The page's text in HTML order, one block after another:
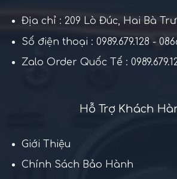
Địa chỉ : 209 Lò Đúc, Hai Bà
Số điện thoại : 0989.679.128 -
Zalo Order Quốc Tế :
Hỗ Trợ Khách
Giới Thiệu
Chính Sách Bảo Hành